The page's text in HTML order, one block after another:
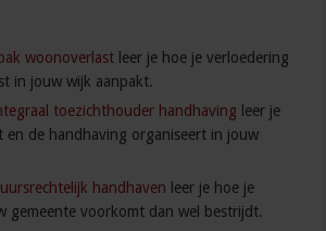
woonoverlast leer je hoe je verloedering
in jouw wijk aanpakt.
toezichthouder handhaving leer je
en de handhaving organiseert in jouw
handhaven leer je hoe je
gemeente voorkomt dan wel bestrijdt.